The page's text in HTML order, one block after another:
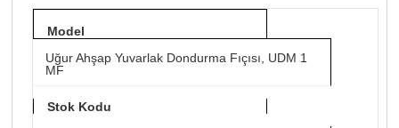
Model
Uğur Ahşap Yuvarlak Dondurma Fıçısı, UDM 1
MF
Stok Kodu